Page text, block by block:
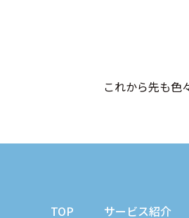
これから先も色
TOP サービス紹介